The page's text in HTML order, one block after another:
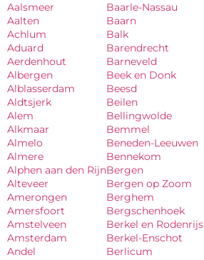
Aalsmeer
Aalten
Achlum
Aduard
Aerdenhout
Albergen
Alblasserdam
Aldtsjerk
Alem
Alkmaar
Almelo
Almere
Alphen aan den Rijn
Alteveer
Amerongen
Amersfoort
Amstelveen
Amsterdam
Andel
Baarle-Nassau
Baarn
Balk
Barendrecht
Barneveld
Beek en Donk
Beesd
Beilen
Bellingwolde
Bemmel
Beneden-Leeuwen
Bennekom
Bergen
Bergen op Zoom
Berghem
Bergschenhoek
Berkel en Rodenrijs
Berkel-Enschot
Berlicum